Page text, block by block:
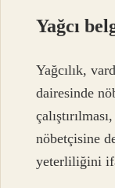
Yağcı
Yağcılık,
dairesinde
nöbetçisine
yeterliliğini